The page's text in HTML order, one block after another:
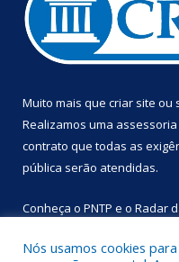
Muito mais que criar site ou
Realizamos uma assessoria
contrato que todas as
pública serão atendidas.
Conheça o PNTP e o Radar
Nós usamos cookies